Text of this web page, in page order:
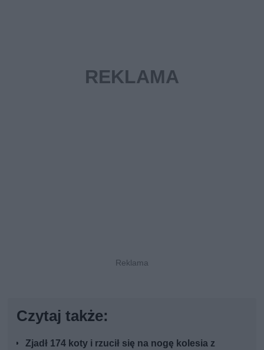
Czytaj także:
Zjadł 174 koty i rzucił się na nogę kolesia z